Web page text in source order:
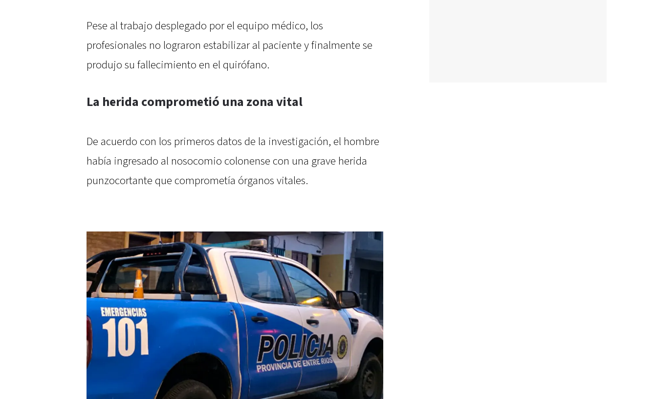
Pese al trabajo desplegado por el equipo médico, los
profesionales no lograron estabilizar al paciente y finalmente se
produjo su fallecimiento en el quirófano.
La herida comprometió una zona vital
De acuerdo con los primeros datos de la investigación, el hombre
había ingresado al nosocomio colonense con una grave herida
punzocortante que comprometía órganos vitales.